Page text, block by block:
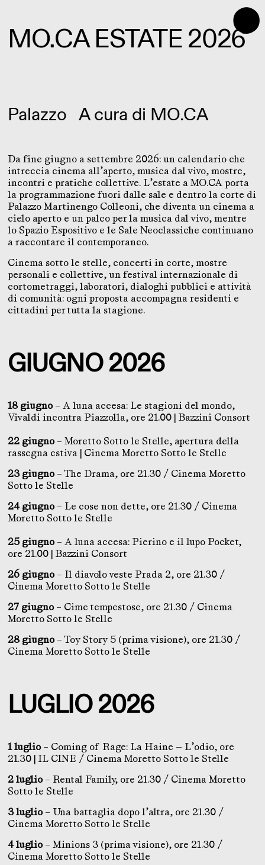
⬤
MO.CA ESTATE 2026
Palazzo A cura di MO.CA
Da fine giugno a settembre 2026: un calendario che
intreccia cinema all’aperto, musica dal vivo, mostre,
incontri e pratiche collettive. L’estate a MO.CA porta
la programmazione fuori dalle sale e dentro la corte di
Palazzo Martinengo Colleoni, che diventa un cinema a
cielo aperto e un palco per la musica dal vivo, mentre
lo Spazio Espositivo e le Sale Neoclassiche continuano
a raccontare il contemporaneo.
Cinema sotto le stelle, concerti in corte, mostre
personali e collettive, un festival internazionale di
cortometraggi, laboratori, dialoghi pubblici e attività
di comunità: ogni proposta accompagna residenti e
cittadini per tutta la stagione.
GIUGNO 2026
18 giugno– A luna accesa: Le stagioni del mondo,
Vivaldi incontra Piazzolla, ore 21.00 | Bazzini Consort
22 giugno– Moretto Sotto le Stelle, apertura della
rassegna estiva | Cinema Moretto Sotto le Stelle
23 giugno– The Drama, ore 21.30 / Cinema Moretto
Sotto le Stelle
24 giugno– Le cose non dette, ore 21.30 / Cinema
Moretto Sotto le Stelle
25 giugno– A luna accesa: Pierino e il lupo Pocket,
ore 21.00 | Bazzini Consort
26 giugno– Il diavolo veste Prada 2, ore 21.30 /
Cinema Moretto Sotto le Stelle
27 giugno– Cime tempestose, ore 21.30 / Cinema
Moretto Sotto le Stelle
28 giugno– Toy Story 5 (prima visione), ore 21.30 /
Cinema Moretto Sotto le Stelle
LUGLIO 2026
1 luglio – Coming of Rage: La Haine — L’odio, ore
21.30 | IL CINE / Cinema Moretto Sotto le Stelle
2 luglio– Rental Family, ore 21.30 / Cinema Moretto
Sotto le Stelle
3 luglio– Una battaglia dopo l’altra, ore 21.30 /
Cinema Moretto Sotto le Stelle
4 luglio– Minions 3 (prima visione), ore 21.30 /
Cinema Moretto Sotto le Stelle